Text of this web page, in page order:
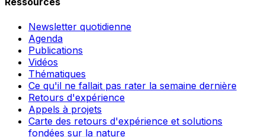
Newsletter quotidienne
Agenda
Publications
Vidéos
Thématiques
Ce qu'il ne fallait pas rater la semaine dernière
Retours d'expérience
Appels à projets
Carte des retours d'expérience et solutions
fondées sur la nature